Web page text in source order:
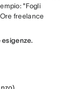
"Fogli
freelance
esigenze.